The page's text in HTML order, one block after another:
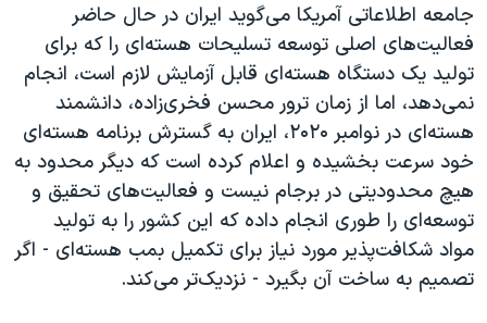
جامعه اطلاعاتی آمریکا می‌گوید ایران در حال حاضر
فعالیت‌های اصلی توسعه تسلیحات هسته‌ای را که برای
تولید یک دستگاه هسته‌ای قابل آزمایش لازم است، انجام
نمی‌دهد، اما از زمان ترور محسن فخری‌زاده، دانشمند
هسته‌ای در نوامبر ۲۰۲۰، ایران به گسترش برنامه هسته‌ای
خود سرعت بخشیده و اعلام کرده است که دیگر محدود به
هیچ محدودیتی در برجام نیست و فعالیت‌های تحقیق و
توسعه‌ای را طوری انجام داده که این کشور را به تولید
مواد شکافت‌پذیر مورد نیاز برای تکمیل بمب هسته‌‌ای - اگر
تصمیم به ساخت آن بگیرد - نزدیک‌تر می‌کند.